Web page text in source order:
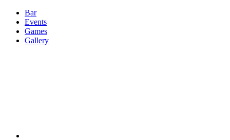
Bar
Events
Games
Gallery